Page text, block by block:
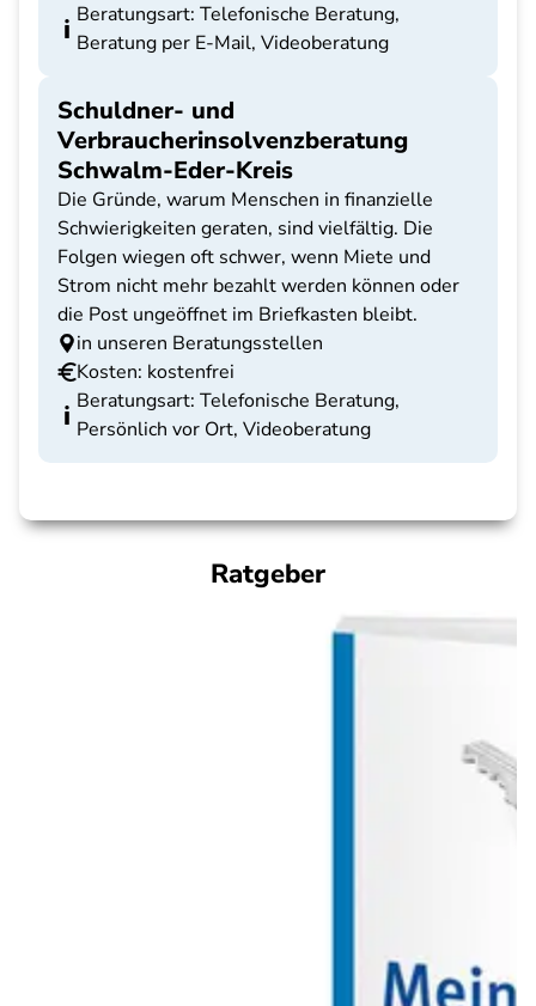
Beratungsart: Telefonische Beratung,
Beratung per E-Mail, Videoberatung
Schuldner- und
Verbraucherinsolvenzberatung
Schwalm-Eder-Kreis
Die Gründe, warum Menschen in finanzielle
Schwierigkeiten geraten, sind vielfältig. Die
Folgen wiegen oft schwer, wenn Miete und
Strom nicht mehr bezahlt werden können oder
die Post ungeöffnet im Briefkasten bleibt.
in unseren Beratungsstellen
Kosten: kostenfrei
Beratungsart: Telefonische Beratung,
Persönlich vor Ort, Videoberatung
Ratgeber